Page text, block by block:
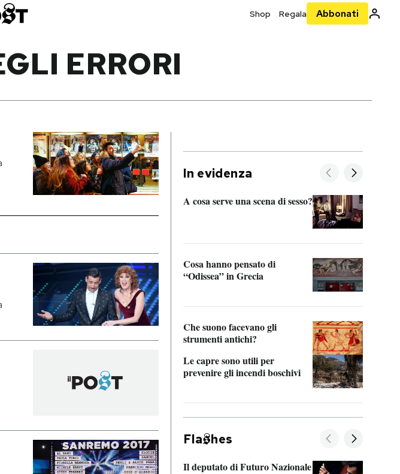
Shop Regala Abbonati
ERRORI
In evidenza
A cosa serve una scena di sesso?
Cosa hanno pensato di
“Odissea” in Grecia
Che suono facevano gli
strumenti antichi?
Le capre sono utili per
prevenire gli incendi boschivi
Fla hes
Il deputato di Futuro Nazionale